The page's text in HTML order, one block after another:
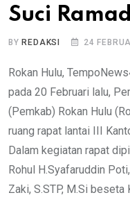
Suci
BY REDAKSI 24
Rokan Hulu,
pada 20 Februari lalu,
(Pemkab) Rokan Hulu
ruang rapat lantai III
Dalam kegiatan rapat
Rohul H.Syafaruddin
Zaki, S.STP, M.Si